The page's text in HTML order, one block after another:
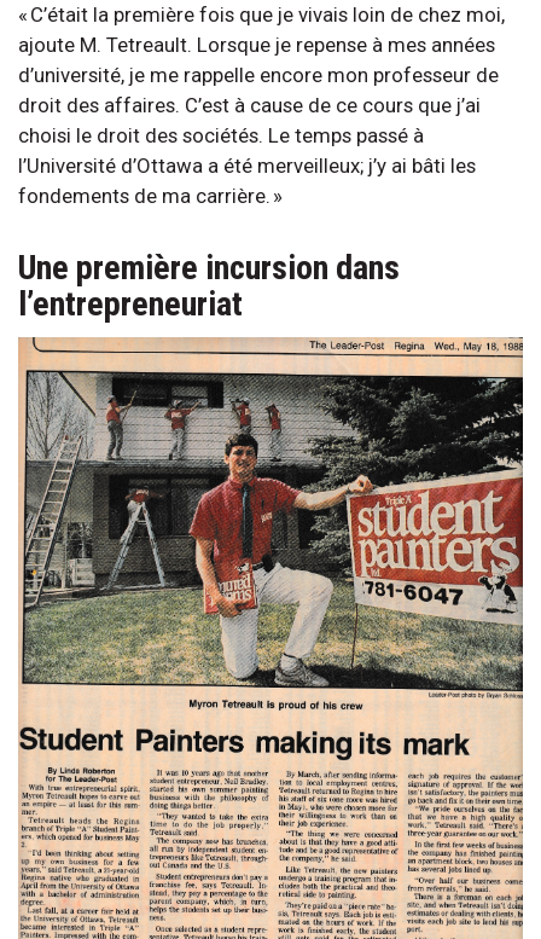
« C’était la première fois que je vivais loin de chez moi,
ajoute M. Tetreault. Lorsque je repense à mes années
d’université, je me rappelle encore mon professeur de
droit des affaires. C’est à cause de ce cours que j’ai
choisi le droit des sociétés. Le temps passé à
l’Université d’Ottawa a été merveilleux; j’y ai bâti les
fondements de ma carrière. »
Une première incursion dans
l’entrepreneuriat